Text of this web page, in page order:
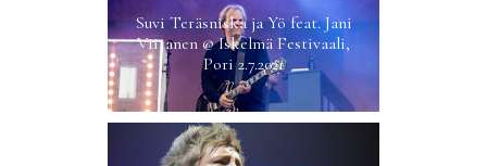
Suvi Teräsniska ja Yö feat. Jani
Viitanen @ Iskelmä Festivaali,
Pori 2.7.2021